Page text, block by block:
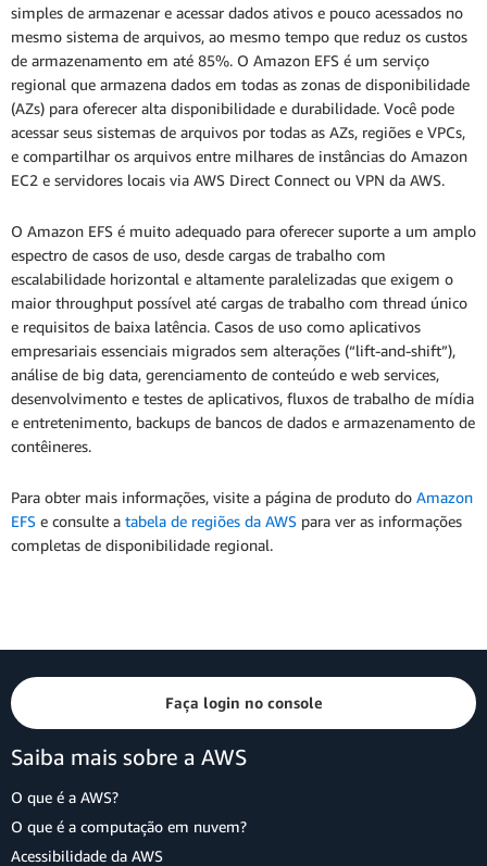
simples de armazenar e acessar dados ativos e pouco acessados no
mesmo sistema de arquivos, ao mesmo tempo que reduz os custos
de armazenamento em até 85%. O Amazon EFS é um serviço
regional que armazena dados em todas as zonas de disponibilidade
(AZs) para oferecer alta disponibilidade e durabilidade. Você pode
acessar seus sistemas de arquivos por todas as AZs, regiões e VPCs,
e compartilhar os arquivos entre milhares de instâncias do Amazon
EC2 e servidores locais via AWS Direct Connect ou VPN da AWS.
O Amazon EFS é muito adequado para oferecer suporte a um amplo
espectro de casos de uso, desde cargas de trabalho com
escalabilidade horizontal e altamente paralelizadas que exigem o
maior throughput possível até cargas de trabalho com thread único
e requisitos de baixa latência. Casos de uso como aplicativos
empresariais essenciais migrados sem alterações (“lift-and-shift”),
análise de big data, gerenciamento de conteúdo e web services,
desenvolvimento e testes de aplicativos, fluxos de trabalho de mídia
e entretenimento, backups de bancos de dados e armazenamento de
contêineres.
Para obter mais informações, visite a página de produto do Amazon
EFS e consulte a tabela de regiões da AWS para ver as informações
completas de disponibilidade regional.
Faça login no console
Saiba mais sobre a AWS
O que é a AWS?
O que é a computação em nuvem?
Acessibilidade da AWS